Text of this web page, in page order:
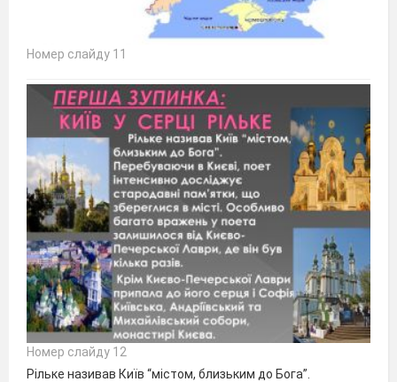
Номер слайду 11
Номер слайду 12
Рільке називав Київ “містом, близьким до Бога”.